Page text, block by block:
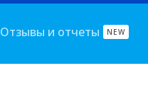
Отзывы и отчеты NEW